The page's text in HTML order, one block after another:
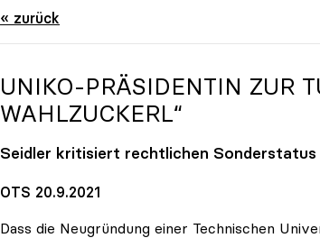
« zurück
UNIKO-PRÄSIDENTIN ZUR
WAHLZUCKERL“
Seidler kritisiert rechtlichen Sonderstatus
OTS 20.9.2021
Dass die Neugründung einer Technischen